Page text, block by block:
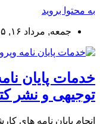
به محتوا بروید
جمعه, مرداد ۱۶, ۱۴۰۵
خدمات پایان
توجیهی و نشر
انجام پایان نامه های